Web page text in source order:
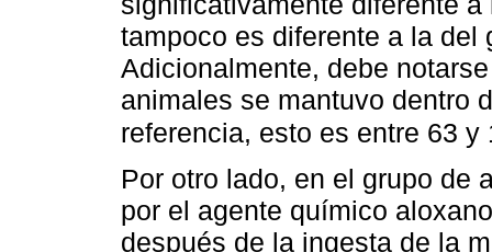
tampoco es diferente a la del
Adicionalmente, debe
animales se mantuvo dentro
referencia, esto es entre 63 y
Por otro lado, en el grupo de
por el agente químico
después de la ingesta de la